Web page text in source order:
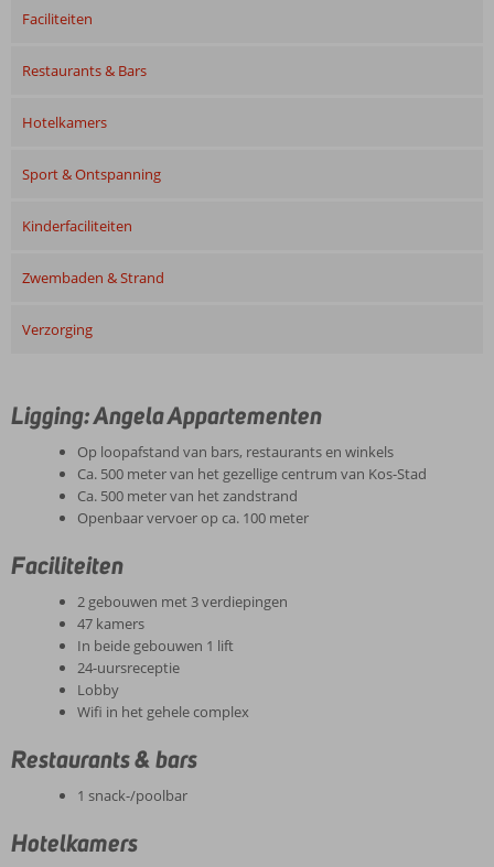
Faciliteiten
Restaurants & Bars
Hotelkamers
Sport & Ontspanning
Kinderfaciliteiten
Zwembaden & Strand
Verzorging
Ligging: Angela Appartementen
Op loopafstand van bars, restaurants en winkels
Ca. 500 meter van het gezellige centrum van Kos-Stad
Ca. 500 meter van het zandstrand
Openbaar vervoer op ca. 100 meter
Faciliteiten
2 gebouwen met 3 verdiepingen
47 kamers
In beide gebouwen 1 lift
24-uursreceptie
Lobby
Wifi in het gehele complex
Restaurants & bars
1 snack-/poolbar
Hotelkamers